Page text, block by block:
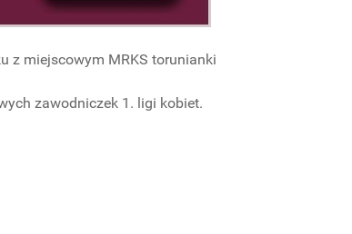
z miejscowym MRKS torunianki
zawodniczek 1. ligi kobiet.